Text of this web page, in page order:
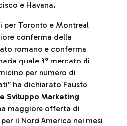
e Havana.
per Toronto e Montreal
conferma della
romano e conferma
quale 3° mercato di
per numero di
ha dichiarato Fausto
Sviluppo Marketing
maggiore offerta di
il Nord America nei mesi